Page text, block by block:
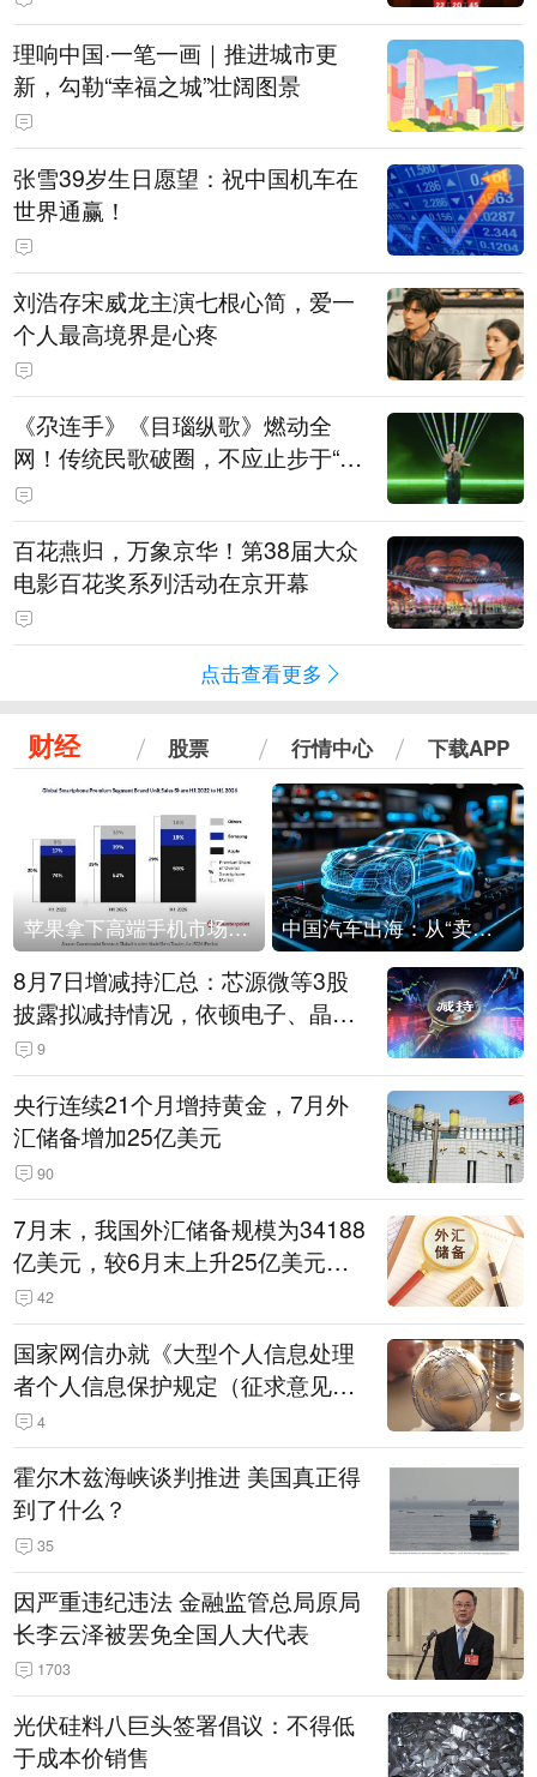
理响中国·一笔一画｜推进城市更
新，勾勒“幸福之城”壮阔图景
张雪39岁生日愿望：祝中国机车在
世界通赢！
刘浩存宋威龙主演七根心简，爱一
个人最高境界是心疼
《尕连手》《目瑙纵歌》燃动全
网！传统民歌破圈，不应止步于“上
头”
百花燕归，万象京华！第38届大众
电影百花奖系列活动在京开幕
点击查看更多
财经 股票 行情中心 下载APP
苹果拿下高端手机市场65%的份额：iPhone 17系列功不可没 中国汽车出海：从“卖出去”到“走进去”
8月7日增减持汇总：芯源微等3股
披露拟减持情况，依顿电子、晶华
微拟增持（表）
9
央行连续21个月增持黄金，7月外
汇储备增加25亿美元
90
7月末，我国外汇储备规模为34188
亿美元，较6月末上升25亿美元，
升幅为0.07%
42
国家网信办就《大型个人信息处理
者个人信息保护规定（征求意见
稿）》公开征求意见
4
霍尔木兹海峡谈判推进 美国真正得
到了什么？
35
因严重违纪违法 金融监管总局原局
长李云泽被罢免全国人大代表
1703
光伏硅料八巨头签署倡议：不得低
于成本价销售